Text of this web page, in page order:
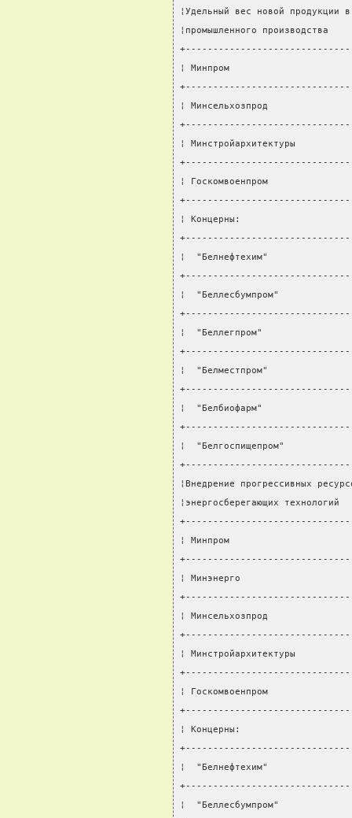
¦Удельный вес новой
¦промышленного
¦ Минпром
¦ Минсельхозпрод
¦ Минстройархитектуры
¦ Госкомвоенпром
¦ Концерны:
¦  "Белнефтехим"
¦  "Беллесбумпром"
¦  "Беллегпром"
¦  "Белместпром"
¦  "Белбиофарм"
¦  "Белгоспищепром"
¦Внедрение
¦энергосберегающих
¦ Минпром
¦ Минэнерго
¦ Минсельхозпрод
¦ Минстройархитектуры
¦ Госкомвоенпром
¦ Концерны:
¦  "Белнефтехим"
¦  "Беллесбумпром"